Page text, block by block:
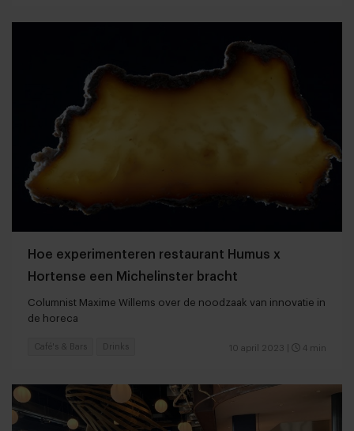
Hoe experimenteren restaurant Humus x
Hortense een Michelinster bracht
Columnist Maxime Willems over de noodzaak van innovatie in
de horeca
10 april 2023 4 min
Café's & Bars Drinks